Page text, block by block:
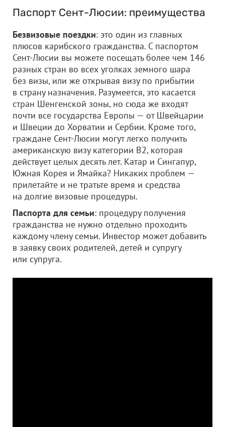
Паспорт Сент-Люсии: преимущества
Безвизовые поездки: это один из главных
плюсов карибского гражданства. С паспортом
Сент-Люсии вы можете посещать более чем 146
разных стран во всех уголках земного шара
без визы, или же открывая визу по прибытии
в страну назначения. Разумеется, это касается
стран Шенгенской зоны, но сюда же входят
почти все государства Европы — от Швейцарии
и Швеции до Хорватии и Сербии. Кроме того,
граждане Сент-Люсии могут легко получить
американскую визу категории В2, которая
действует целых десять лет. Катар и Сингапур,
Южная Корея и Ямайка? Никаких проблем —
прилетайте и не тратьте время и средства
на долгие визовые процедуры.
Паспорта для семьи: процедуру получения
гражданства не нужно отдельно проходить
каждому члену семьи. Инвестор может добавить
в заявку своих родителей, детей и супругу
или супруга.